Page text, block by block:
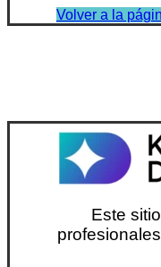
Volver a la
Este